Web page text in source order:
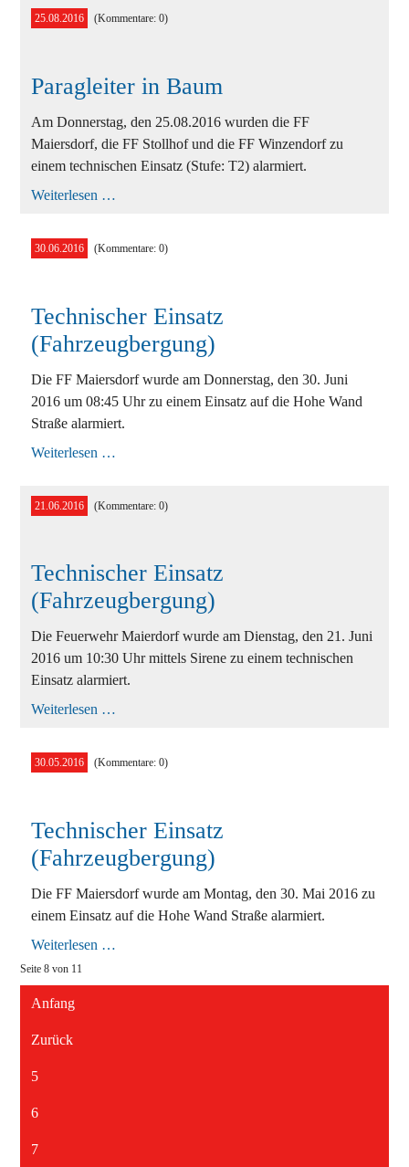
Maiersdorf)
25.08.2016 (Kommentare: 0)
Paragleiter in Baum
Am Donnerstag, den 25.08.2016 wurden die FF
Maiersdorf, die FF Stollhof und die FF Winzendorf zu
einem technischen Einsatz (Stufe: T2) alarmiert.
Weiterlesen …
30.06.2016 (Kommentare: 0)
Technischer Einsatz
(Fahrzeugbergung)
Die FF Maiersdorf wurde am Donnerstag, den 30. Juni
2016 um 08:45 Uhr zu einem Einsatz auf die Hohe Wand
Straße alarmiert.
Weiterlesen …
21.06.2016 (Kommentare: 0)
Technischer Einsatz
(Fahrzeugbergung)
Die Feuerwehr Maierdorf wurde am Dienstag, den 21. Juni
2016 um 10:30 Uhr mittels Sirene zu einem technischen
Einsatz alarmiert.
Weiterlesen …
30.05.2016 (Kommentare: 0)
Technischer Einsatz
(Fahrzeugbergung)
Die FF Maiersdorf wurde am Montag, den 30. Mai 2016 zu
einem Einsatz auf die Hohe Wand Straße alarmiert.
Weiterlesen …
Seite 8 von 11
Anfang
Zurück
5
6
7